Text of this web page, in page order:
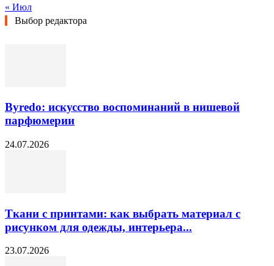
« Июл
Выбор редактора
Byredo: искусство воспоминаний в нишевой
парфюмерии
24.07.2026
Ткани с принтами: как выбрать материал с
рисунком для одежды, интерьера...
23.07.2026